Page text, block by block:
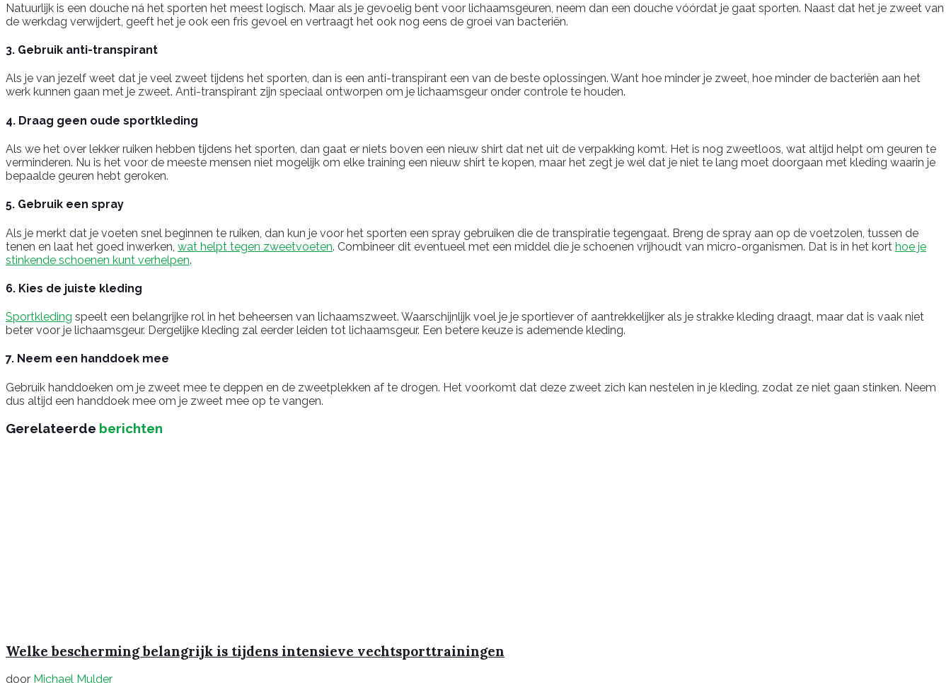
Natuurlijk is een douche ná het sporten het meest logisch. Maar als je gevoelig bent voor lichaamsgeuren, neem dan een douche vóórdat je gaat sporten. Naast dat het je zweet van
de werkdag verwijdert, geeft het je ook een fris gevoel en vertraagt ​​het ook nog eens de groei van bacteriën.
3. Gebruik anti-transpirant
Als je van jezelf weet dat je veel zweet tijdens het sporten, dan is een anti-transpirant een van de beste oplossingen. Want hoe minder je zweet, hoe minder de bacteriën aan het
werk kunnen gaan met je zweet. Anti-transpirant zijn speciaal ontworpen om je lichaamsgeur onder controle te houden.
4. Draag geen oude sportkleding
Als we het over lekker ruiken hebben tijdens het sporten, dan gaat er niets boven een nieuw shirt dat net uit de verpakking komt. Het is nog zweetloos, wat altijd helpt om geuren te
verminderen. Nu is het voor de meeste mensen niet mogelijk om elke training een nieuw shirt te kopen, maar het zegt je wel dat je niet te lang moet doorgaan met kleding waarin je
bepaalde geuren hebt geroken.
5. Gebruik een spray
Als je merkt dat je voeten snel beginnen te ruiken, dan kun je voor het sporten een spray gebruiken die de transpiratie tegengaat. Breng de spray aan op de voetzolen, tussen de
tenen en laat het goed inwerken, wat helpt tegen zweetvoeten. Combineer dit eventueel met een middel die je schoenen vrijhoudt van micro-organismen. Dat is in het kort hoe je
stinkende schoenen kunt verhelpen.
6. Kies de juiste kleding
Sportkleding speelt een belangrijke rol in het beheersen van lichaamszweet. Waarschijnlijk voel je je sportiever of aantrekkelijker als je strakke kleding draagt, maar dat is vaak niet
beter voor je lichaamsgeur. Dergelijke kleding zal eerder leiden tot lichaamsgeur. Een betere keuze is ademende kleding.
7. Neem een handdoek mee
Gebruik handdoeken om je zweet mee te deppen en de zweetplekken af ​​te drogen. Het voorkomt dat deze zweet zich kan nestelen in je kleding, zodat ze niet gaan stinken. Neem
dus altijd een handdoek mee om je zweet mee op te vangen.
Gerelateerde berichten
Welke bescherming belangrijk is tijdens intensieve vechtsporttrainingen
door Michael Mulder